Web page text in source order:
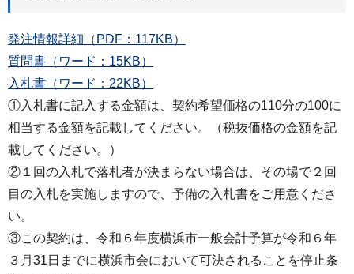
発注情報詳細（PDF：117KB）
質問書（ワード：15KB）
入札書（ワード：22KB）
①入札書に記入する金額は、契約希望価格の110分の100に
相当する金額を記載してください。（税抜価格の金額を記
載してください。）
②１回の入札で落札者が決まらない場合は、その場で２回
目の入札を実施しますので、予備の入札書をご用意くださ
い。
③この契約は、令和６年度横浜市一般会計予算が令和６年
３月31日までに横浜市会において可決されることを停止条